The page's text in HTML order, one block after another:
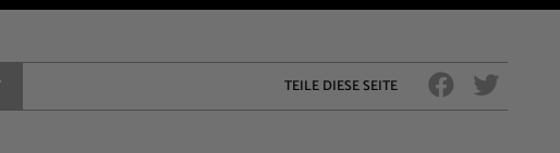
TEILE DIESE SEITE